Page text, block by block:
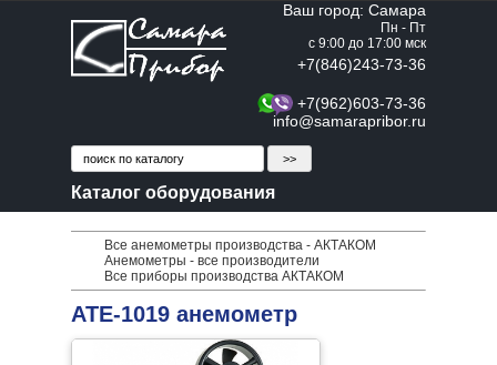
Ваш город: Самара
Пн - Пт
с 9:00 до 17:00 мск
+7(846)243-73-36
+7(962)603-73-36
info@samarapribor.ru
Каталог оборудования
Все анемометры производства - АКТАКОМ
Анемометры - все производители
Все приборы производства АКТАКОМ
АТЕ-1019 анемометр